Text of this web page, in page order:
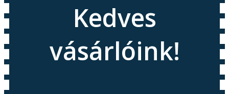
Kedves
vásárlóink!